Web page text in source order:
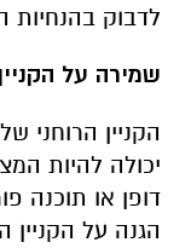
לדבוק בהנחיות
שמירה על
הקניין הרוחני
יכולה להיות
דופן או תוכנה
הגנה על הקניין